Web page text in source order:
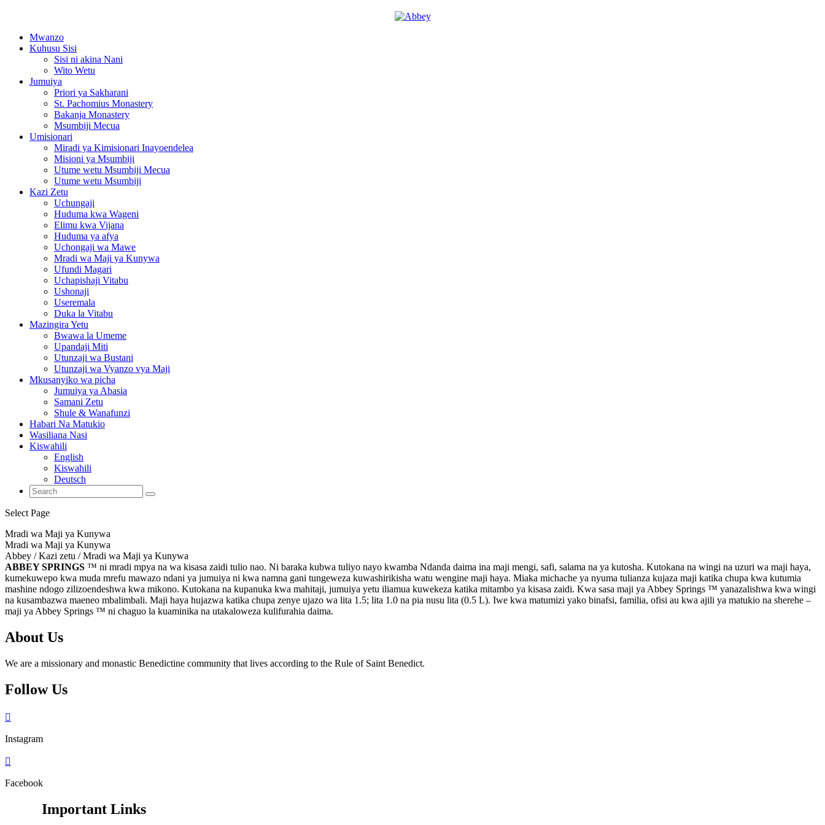
Mwanzo
Kuhusu Sisi
Sisi ni akina Nani
Wito Wetu
Jumuiya
Priori ya Sakharani
St. Pachomius Monastery
Bakanja Monastery
Msumbiji Mecua
Umisionari
Miradi ya Kimisionari Inayoendelea
Misioni ya Msumbiji
Utume wetu Msumbiji Mecua
Utume wetu Msumbiji
Kazi Zetu
Uchungaji
Huduma kwa Wageni
Elimu kwa Vijana
Huduma ya afya
Uchongaji wa Mawe
Mradi wa Maji ya Kunywa
Ufundi Magari
Uchapishaji Vitabu
Ushonaji
Useremala
Duka la Vitabu
Mazingira Yetu
Bwawa la Umeme
Upandaji Miti
Utunzaji wa Bustani
Utunzaji wa Vyanzo vya Maji
Mkusanyiko wa picha
Jumuiya ya Abasia
Samani Zetu
Shule & Wanafunzi
Habari Na Matukio
Wasiliana Nasi
Kiswahili
English
Kiswahili
Deutsch
Select Page
Mradi wa Maji ya Kunywa
Mradi wa Maji ya Kunywa
Abbey / Kazi zetu / Mradi wa Maji ya Kunywa
ABBEY SPRINGS ™ ni mradi mpya na wa kisasa zaidi tulio nao. Ni baraka kubwa tuliyo nayo kwamba Ndanda daima ina maji mengi, safi, salama na ya kutosha. Kutokana na wingi na uzuri wa maji haya,
kumekuwepo kwa muda mrefu mawazo ndani ya jumuiya ni kwa namna gani tungeweza kuwashirikisha watu wengine maji haya. Miaka michache ya nyuma tulianza kujaza maji katika chupa kwa kutumia
mashine ndogo zilizoendeshwa kwa mikono. Kutokana na kupanuka kwa mahitaji, jumuiya yetu iliamua kuwekeza katika mitambo ya kisasa zaidi. Kwa sasa maji ya Abbey Springs ™ yanazalishwa kwa wingi
na kusambazwa maeneo mbalimbali. Maji haya hujazwa katika chupa zenye ujazo wa lita 1.5; lita 1.0 na pia nusu lita (0.5 L). Iwe kwa matumizi yako binafsi, familia, ofisi au kwa ajili ya matukio na sherehe –
maji ya Abbey Springs ™ ni chaguo la kuaminika na utakaloweza kulifurahia daima.
About Us
We are a missionary and monastic Benedictine community that lives according to the Rule of Saint Benedict.
Follow Us

Instagram

Facebook
Important Links